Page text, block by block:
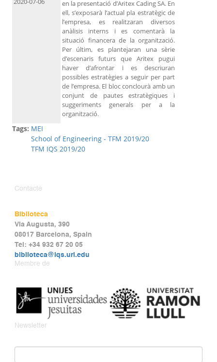
en la presentació d’Aritex Cading SA. En
ell, s’exposarà l’actual pla estratègic de
l’empresa, es realitzaran diversos
anàlisis interns i es comentarà la
situació financera de la organització.
Per últim, es plantejaran una sèrie
d’escenaris futurs que Aritex pugui
haver d’afrontar i es descriuran
possibles estratègies a seguir per part
de l’empresa. El bloc conclourà amb un
conjunt de pautes estratègiques i
suggeriments generals per a la
organització.
Tags: MEI
School of Engineering - TFM 2019/20
TFM IQS 2019/20
Contacte
Biblioteca
Via Augusta, 390
08017 Barcelona, Spain
Tel: +34 932 67 20 05
biblioteca@iqs.url.edu
Membre de
Newsletter